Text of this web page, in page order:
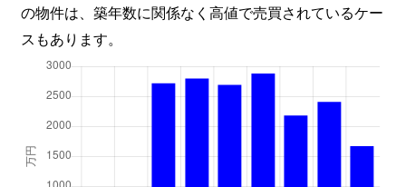
の物件は、築年数に関係なく高値で売買されているケー
スもあります。